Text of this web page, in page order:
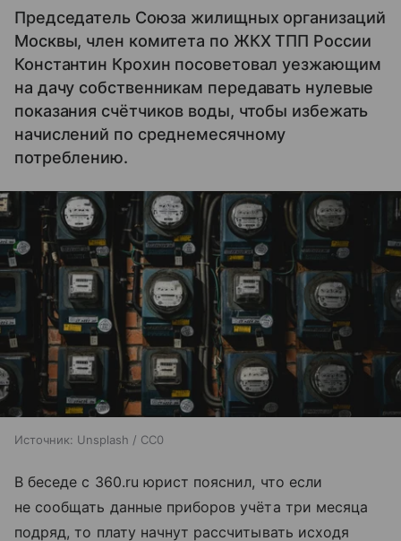
Председатель Союза жилищных организаций
Москвы, член комитета по ЖКХ ТПП России
Константин Крохин посоветовал уезжающим
на дачу собственникам передавать нулевые
показания счётчиков воды, чтобы избежать
начислений по среднемесячному
потреблению.
Источник: Unsplash / CC0
В беседе с 360.ru юрист пояснил, что если
не сообщать данные приборов учёта три месяца
подряд, то плату начнут рассчитывать исходя